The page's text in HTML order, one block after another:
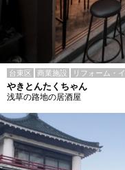
台東区 商業施設 リフォーム・
やきとんたくちゃん
浅草の路地の居酒屋